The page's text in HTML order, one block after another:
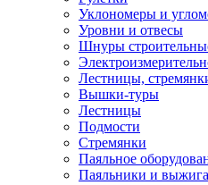
Уклономеры и
Уровни и отвесы
Шнуры
Лестницы,
Вышки-туры
Лестницы
Подмости
Стремянки
Паяльное
Паяльники и